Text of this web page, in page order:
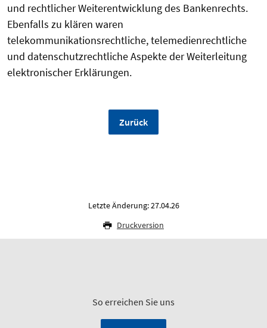
und rechtlicher Weiterentwicklung des Bankenrechts.
Ebenfalls zu klären waren
telekommunikationsrechtliche, telemedienrechtliche
und datenschutzrechtliche Aspekte der Weiterleitung
elektronischer Erklärungen.
Zurück
Letzte Änderung: 27.04.26
Druckversion
So erreichen Sie uns